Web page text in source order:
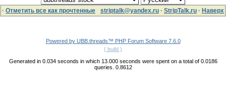
· Отметить все как прочтенные striptalk@yandex.ru · StripTalk.ru · Наверх
Powered by UBB.threads™ PHP Forum Software 7.6.0
( build )
Generated in 0.034 seconds in which 13.000 seconds were spent on a total of 0.0186
queries. 0.8612